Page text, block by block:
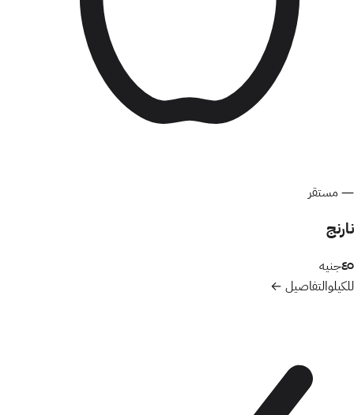
— مستقر
نارنج
٤٥جنيه
للكيلوالتفاصيل ←